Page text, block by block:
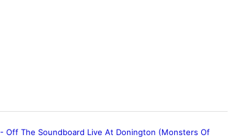
Off The Soundboard Live At Donington (Monsters Of